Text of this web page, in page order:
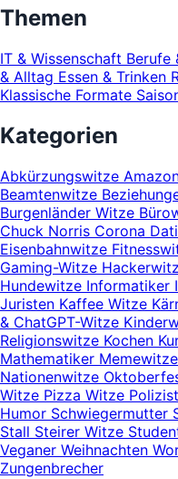
Themen
IT & Wissenschaft Berufe
& Alltag Essen & Trinken
Klassische Formate
Kategorien
Abkürzungswitze
Beamtenwitze
Burgenländer Witze
Chuck Norris Corona
Eisenbahnwitze
Gaming-Witze
Hundewitze Informatiker
Juristen Kaffee Witze
& ChatGPT-Witze
Religionswitze Kochen
Mathematiker Memewitze
Nationenwitze
Witze Pizza Witze
Humor Schwiegermutter
Stall Steirer Witze
Veganer Weihnachten
Zungenbrecher